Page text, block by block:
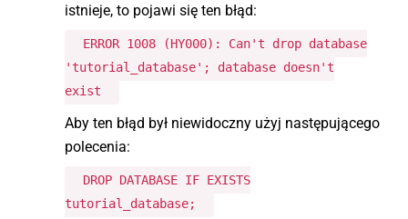
istnieje, to pojawi się ten błąd:
ERROR 1008 (HY000): Can't drop database
'tutorial_database'; database doesn't
exist
Aby ten błąd był niewidoczny użyj następującego
polecenia:
DROP DATABASE IF EXISTS
tutorial_database;